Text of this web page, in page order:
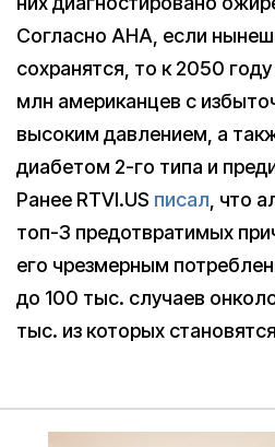
Согласно AHA, если
сохранятся, то к 2050
млн американцев с
высоким давлением, а
диабетом 2-го типа и
Ранее RTVI.US писал, что
топ-3 предотвратимых
его чрезмерным
до 100 тыс. случаев
тыс. из которых